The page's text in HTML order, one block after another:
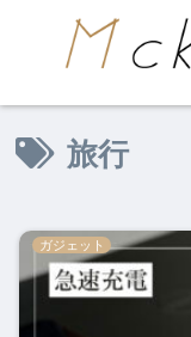
旅行
ガジェット